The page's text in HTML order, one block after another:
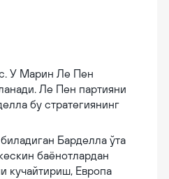
У Марин Ле Пен
Ле Пен партияни
бу стратегиянинг
Барделла ўта
баёнотлардан
кучайтириш, Европа